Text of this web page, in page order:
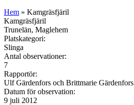
Hem » Kamgräsfjäril
Kamgräsfjäril
Trunelän, Maglehem
Platskategori:
Slinga
Antal observationer:
7
Rapportör:
Ulf Gärdenfors och Brittmarie Gärdenfors
Datum för observation:
9 juli 2012